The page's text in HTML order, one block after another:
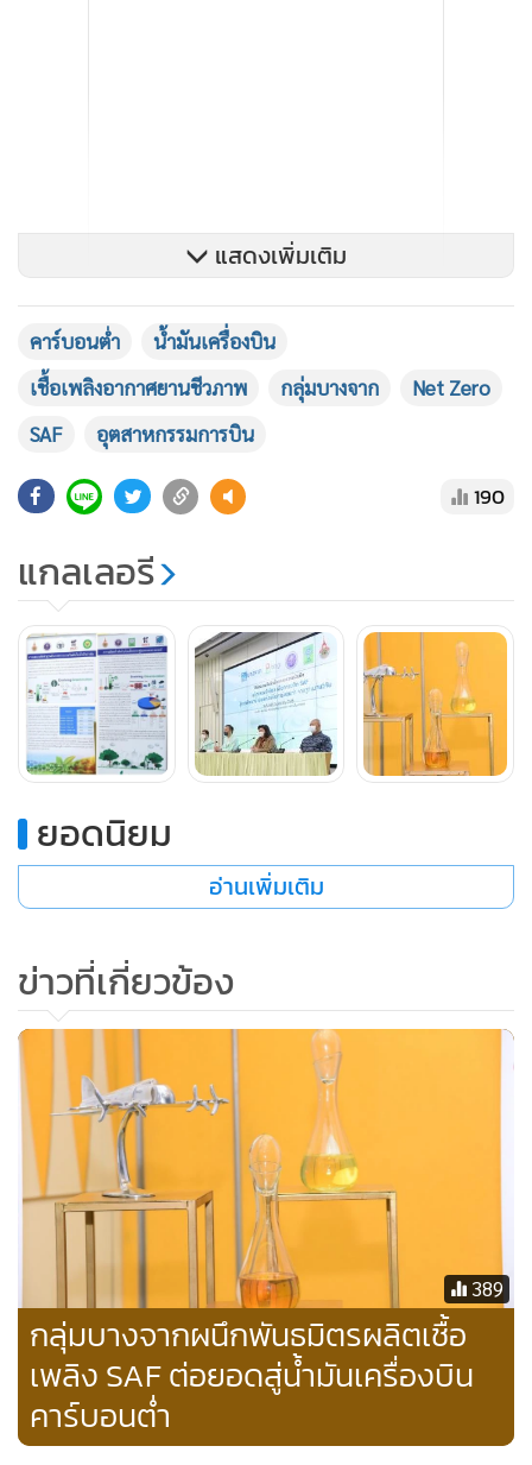
ผู้จัดการใหญ่ กลุ่มบริษัทบางจาก
เปลี่ยนผ่านด้านพลังงานที่ตั้งเป้าหมายการปล่อยก๊าซเรือน
กระจกเป็นศูนย์ (Net Zero) ภายในปีพ.ศ. 2593 โดยมีเป้าหมาย
สำคัญเป้าหมายแรกคือความเป็นกลางทางคาร์บอน (Carbon
Neutral) ในปี พ.ศ. 2573 บางจากฯ มุ่งมั่นที่จะเพิ่มสัดส่วนการใช้
เชื้อเพลิงชีวภาพแทนการใช้ฟอสซิล เพื่อลดปริมาณก๊าซเรือน
กระจกที่ถูกปล่อยออกสู่ชั้นบรรยากาศ โดยเฉพาะอย่างยิ่งในภาค
ขนส่ง ซึ่งบางจากฯ ได้พัฒนาเชื้อเพลิงชีวภาพสำหรับใช้ในการ
ขนส่งทางบกมาอย่างต่อเนื่อง และวันนี้มีโอกาสนำองค์ความรู้
จากฐานงานวิจัยในประเทศมาทดลองผลิตเพื่อพัฒนา SAF ซึ่งไม่
เพียงช่วยลดการปล่อยก๊าซคาร์บอนไดออกไซด์ได้สูงสุดถึง 80%
ตลอดทั้งวงจรชีวิตผลิตภัณฑ์เมื่อเทียบกับน้ำมันอากาศยานทั่วไป
แต่ยังขึ้นชื่อว่าเป็นน้ำมันอากาศยานคุณภาพสูงเหมาะสำหรับ
เป็นเชื้อเพลิงเครื่องบินไอพ่นขับไล่ของกองทัพอากาศอีกด้วย
แสดงเพิ่มเติม
คาร์บอนต่ำ
น้ำมันเครื่องบิน
เชื้อเพลิงอากาศยานชีวภาพ
กลุ่มบางจาก
Net Zero
SAF
อุตสาหกรรมการบิน
190
แกลเลอรี
ยอดนิยม
อ่านเพิ่มเติม
ข่าวที่เกี่ยวข้อง
389
กลุ่มบางจากผนึกพันธมิตรผลิตเชื้อ
เพลิง SAF ต่อยอดสู่น้ำมันเครื่องบิน
คาร์บอนต่ำ